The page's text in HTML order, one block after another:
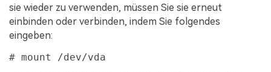
sie wieder zu verwenden, müssen Sie sie erneut
einbinden oder verbinden, indem Sie folgendes
eingeben:
# mount /dev/vda